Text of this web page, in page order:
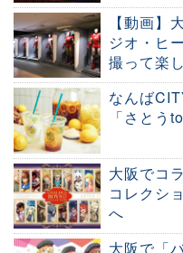
【動画】
ジオ・ヒ
撮って楽
なんば
「さと
大阪でコ
コレクシ
へ
大阪で「